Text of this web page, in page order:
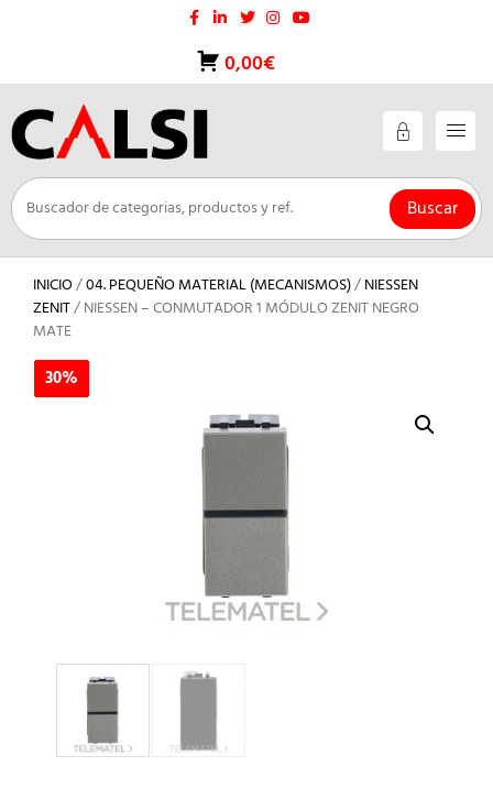
0,00€
Buscar
INICIO/04. PEQUEÑO MATERIAL (MECANISMOS)/NIESSEN
ZENIT/ NIESSEN – CONMUTADOR 1 MÓDULO ZENIT NEGRO
MATE
30%
30%